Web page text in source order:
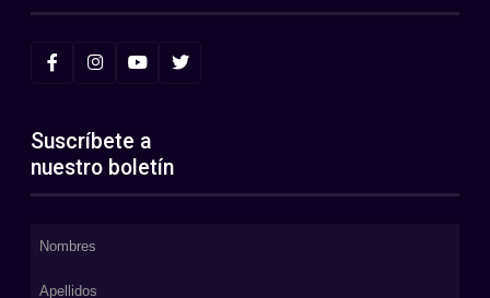
Suscríbete a
nuestro boletín